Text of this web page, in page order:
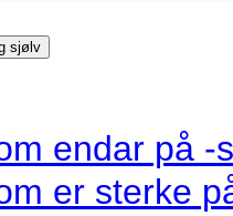
sjølv
endar på -
er sterke